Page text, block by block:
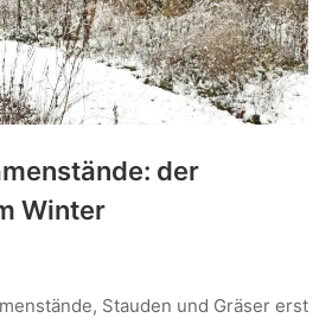
der
Winter
Stauden und Gräser erst